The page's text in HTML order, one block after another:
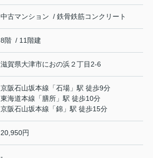
中古マンション / 鉄骨鉄筋コンクリート
8階 / 11階建
滋賀県大津市におの浜２丁目2-6
京阪石山坂本線 「石場 」駅 徒歩9分
東海道本線 「膳所 」駅 徒歩10分
京阪石山坂本線 「錦 」駅 徒歩15分
20,950円
-